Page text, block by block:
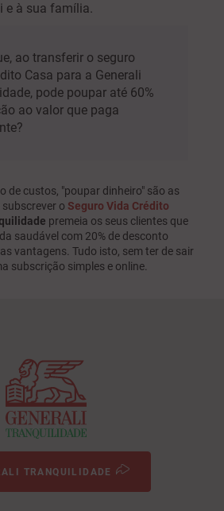
e à sua família.
ao transferir o seguro
Casa para a Generali
pode poupar até 60%
ao valor que paga
de custos, "poupar dinheiro" são as
o Seguro Vida Crédito
premeia os seus clientes que
saudável com 20% de desconto
vantagens. Tudo isto, sem ter de sair
subscrição simples e online.
TRANQUILIDADE